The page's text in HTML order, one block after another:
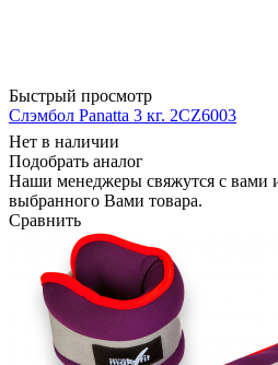
Быстрый просмотр
Слэмбол Panatta 3 кг. 2CZ6003
Нет в наличии
Подобрать аналог
Наши менеджеры свяжутся с вами
выбранного Вами товара.
Сравнить